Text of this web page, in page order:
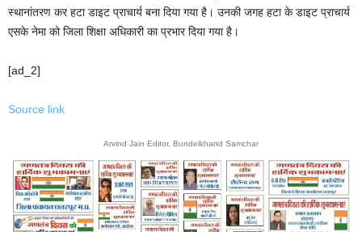
स्थानांतरण कर हटा डाइट प्राचार्य बना दिया गया है। उनकी जगह हटा के डाइट प्राचार्य
एसके नेमा को जिला शिक्षा अधिकारी का प्रभार दिया गया है।
[ad_2]
Source link
Arvind Jain Editor, Bundelkhand Samchar